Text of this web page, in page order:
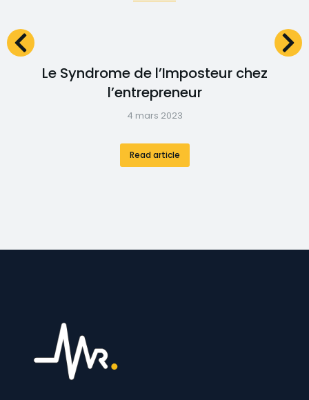
Le Syndrome de l’Imposteur chez
l’entrepreneur
4 mars 2023
Read article